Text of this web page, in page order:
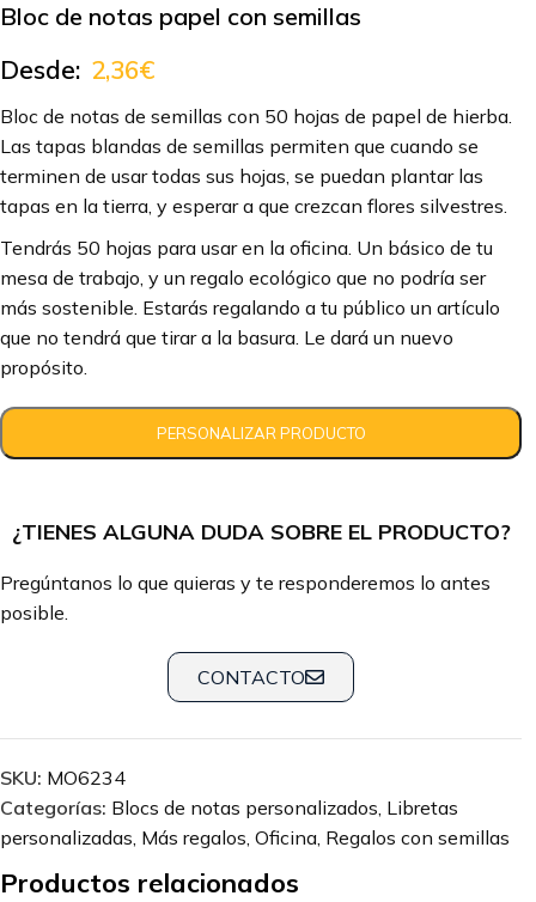
Bloc de notas papel con semillas
Desde: 2,36€
Bloc de notas de semillas con 50 hojas de papel de hierba.
Las tapas blandas de semillas permiten que cuando se
terminen de usar todas sus hojas, se puedan plantar las
tapas en la tierra, y esperar a que crezcan flores silvestres.
Tendrás 50 hojas para usar en la oficina. Un básico de tu
mesa de trabajo, y un regalo ecológico que no podría ser
más sostenible. Estarás regalando a tu público un artículo
que no tendrá que tirar a la basura. Le dará un nuevo
propósito.
¿TIENES ALGUNA DUDA SOBRE EL PRODUCTO?
Pregúntanos lo que quieras y te responderemos lo antes
posible.
CONTACTO
SKU: MO6234
Categorías: Blocs de notas personalizados, Libretas
personalizadas, Más regalos, Oficina, Regalos con semillas
Productos relacionados